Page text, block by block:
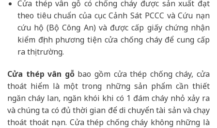
Cửa thép vân gỗ có chống cháy được sản xuất đạt
theo tiêu chuẩn của cục Cảnh Sát PCCC và Cứu nạn
cứu hộ (Bộ Công An) và được cấp giấy chứng nhận
kiểm định phương tiện cửa chống cháy để cung cấp
ra thị trường.
Cửa thép vân gỗbao gồm cửa thép chống cháy, cửa
thoát hiểm là một trong những sản phẩm cần thiết
ngăn cháy lan, ngăn khói khi có 1 đám cháy nhỏ xảy ra
và chúng ta có đủ thời gian để di chuyển tài sản và chạy
thoát thoát nạn. Cửa thép chống cháy không những là